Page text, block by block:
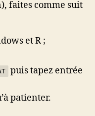
faites comme suit
et R ;
puis tapez entrée
patienter.